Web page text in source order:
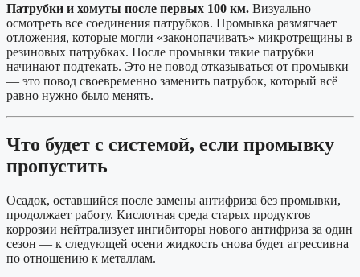
Патрубки и хомуты после первых 100 км. Визуально
осмотреть все соединения патрубков. Промывка размягчает
отложения, которые могли «законопачивать» микротрещины в
резиновых патрубках. После промывки такие патрубки
начинают подтекать. Это не повод отказываться от промывки
— это повод своевременно заменить патрубок, который всё
равно нужно было менять.
Что будет с системой, если промывку
пропустить
Осадок, оставшийся после замены антифриза без промывки,
продолжает работу. Кислотная среда старых продуктов
коррозии нейтрализует ингибиторы нового антифриза за один
сезон — к следующей осени жидкость снова будет агрессивна
по отношению к металлам.